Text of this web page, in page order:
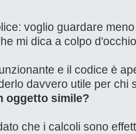
voglio guardare
mi dica a colpo
e il codice è
davvero utile per chi
oggetto simile?
che i calcoli sono